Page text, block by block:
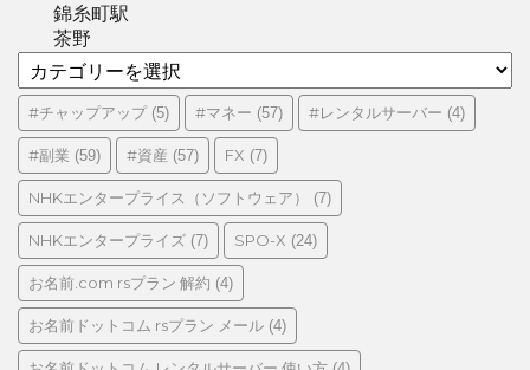
錦糸町駅
茶野
テ
ゴ
リ
ー
#チャップアップ(5) #マネー (57) #レンタルサーバー (4)
#副業 (59) #資産 (57) FX (7)
NHKエンタープライス（ソフトウェア） (7)
NHKエンタープライズ (7) SPO-X (24)
お名前.com rsプラン 解約 (4)
お名前ドットコム rsプラン メール (4)